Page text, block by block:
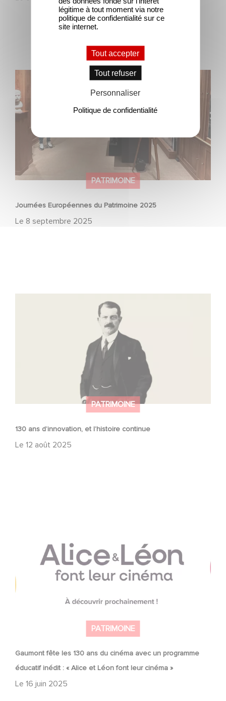
PATRIMOINE
Journées Européennes du Patrimoine 2025
Le 8 septembre 2025
Journées Européennes du Patrimoine 2025
PATRIMOINE
130 ans d’innovation, et l’histoire continue
Le 12 août 2025
130 ans d’innovation, et l’histoire continue
PATRIMOINE
Gaumont fête les 130 ans du cinéma avec un programme
éducatif inédit : « Alice et Léon font leur cinéma »
Le 16 juin 2025
cinéma »
légitime à tout moment via notre
politique de confidentialité sur ce
site internet.
Tout accepter
Tout refuser
Personnaliser
Politique de confidentialité